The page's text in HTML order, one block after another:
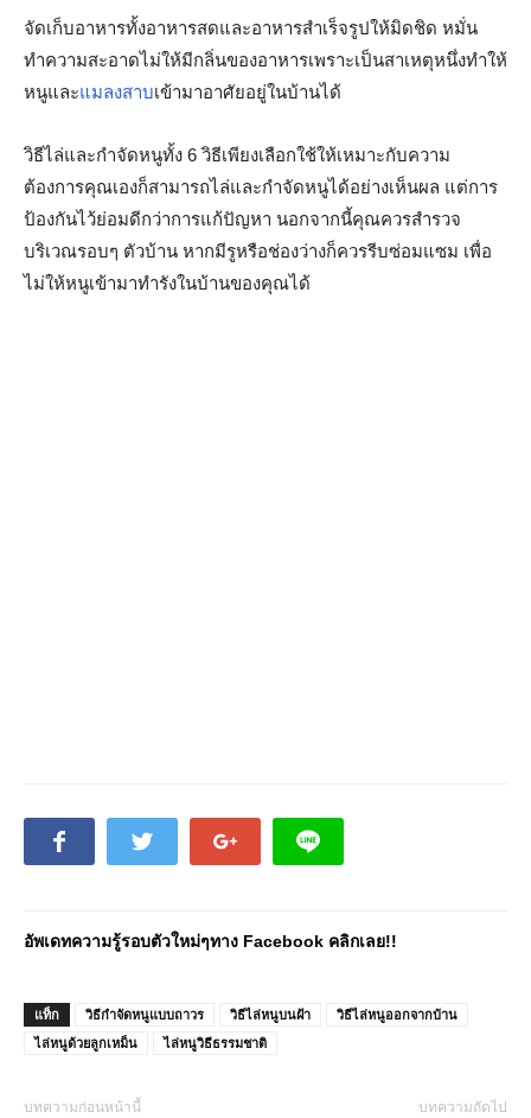
จัดเก็บอาหารทั้งอาหารสดและอาหารสำเร็จรูปให้มิดชิด หมั่น
ทำความสะอาดไม่ให้มีกลิ่นของอาหารเพราะเป็นสาเหตุหนึ่งทำให้
หนูและแมลงสาบเข้ามาอาศัยอยู่ในบ้านได้
วิธีไล่และกำจัดหนูทั้ง 6 วิธีเพียงเลือกใช้ให้เหมาะกับความ
ต้องการคุณเองก็สามารถไล่และกำจัดหนูได้อย่างเห็นผล แต่การ
ป้องกันไว้ย่อมดีกว่าการแก้ปัญหา นอกจากนี้คุณควรสำรวจ
บริเวณรอบๆ ตัวบ้าน หากมีรูหรือช่องว่างก็ควรรีบซ่อมแซม เพื่อ
ไม่ให้หนูเข้ามาทำรังในบ้านของคุณได้
อัพเดทความรู้รอบตัวใหม่ๆทาง Facebook คลิกเลย!!
แท็ก วิธีกำจัดหนูแบบถาวร วิธีไล่หนูบนฝ้า
วิธีไล่หนูออกจากบ้าน
ไล่หนูด้วยลูกเหม็น
ไล่หนูวิธีธรรมชาติ
บทความก่อนหน้านี้ บทความถัดไป